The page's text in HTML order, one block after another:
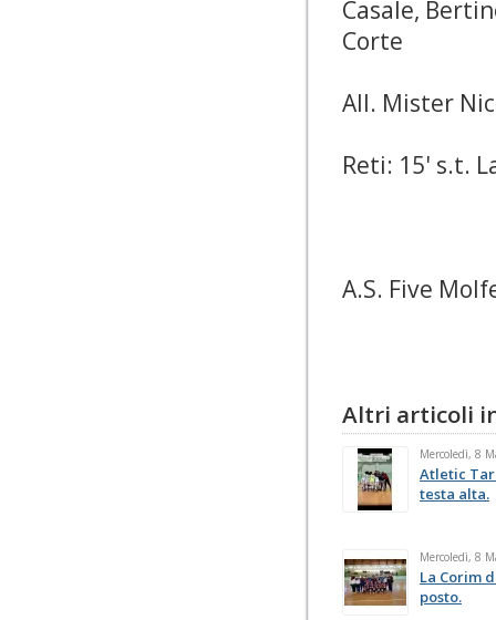
Casale,
Corte
All. Mister
Reti: 15' s.t.
A.S. Five
Altri articoli
Mercoledì, 8
Atletic
testa alta.
Mercoledì, 8
La Corim
posto.